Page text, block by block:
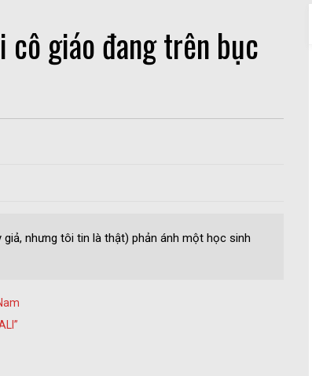
giáo đang trên bục
nhưng tôi tin là thật) phản ánh một học sinh